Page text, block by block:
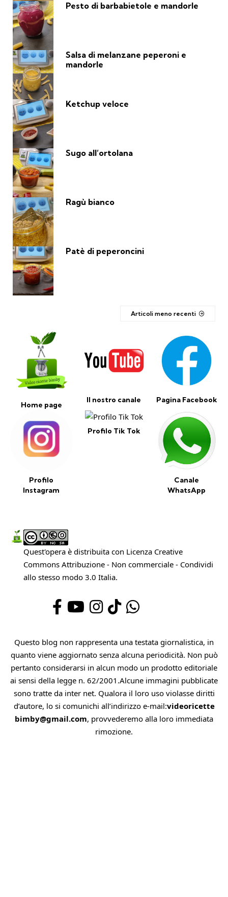
Pesto di barbabietole e mandorle
Salsa di melanzane peperoni e
mandorle
Ketchup veloce
Sugo all’ortolana
Ragù bianco
Patè di peperoncini
Articoli meno recenti
Home page
Il nostro canale Pagina Facebook
Profilo
Instagram
Profilo Tik Tok
Canale
WhatsApp
Quest'opera è distribuita con Licenza Creative
Commons Attribuzione - Non commerciale - Condividi
allo stesso modo 3.0 Italia.
Questo blog non rappresenta una testata giornalistica, in
quanto viene aggiornato senza alcuna periodicità. Non può
pertanto considerarsi in alcun modo un prodotto editoriale
ai sensi della legge n. 62/2001.Alcune immagini pubblicate
sono tratte da inter net. Qualora il loro uso violasse diritti
d’autore, lo si comunichi all’indirizzo e-mail:videoricette
bimby@gmail.com, provvederemo alla loro immediata
rimozione.